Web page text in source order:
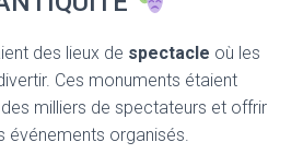
des lieux de spectacle où les
Ces monuments étaient
milliers de spectateurs et offrir
événements organisés.